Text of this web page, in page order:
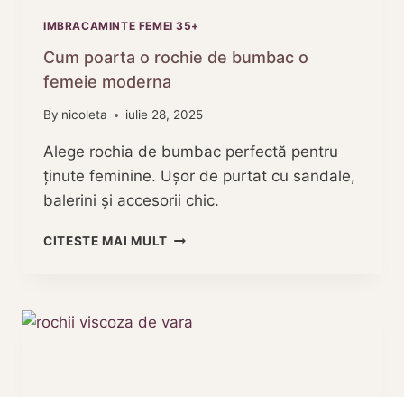
IMBRACAMINTE FEMEI 35+
Cum poarta o rochie de bumbac o
femeie moderna
By nicoleta iulie 28, 2025
Alege rochia de bumbac perfectă pentru
ținute feminine. Ușor de purtat cu sandale,
balerini și accesorii chic.
CITESTE MAI MULTCUM
BUMBAC